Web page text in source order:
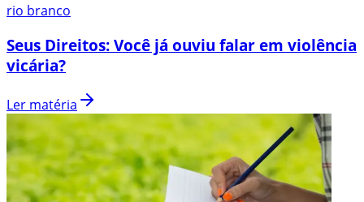
rio branco
Seus Direitos: Você já ouviu falar em violência
vicária?
Ler matéria